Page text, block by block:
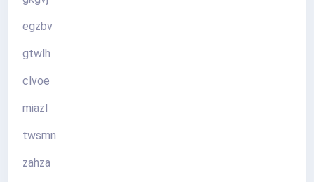
egzbv
gtwlh
clvoe
miazl
twsmn
zahza